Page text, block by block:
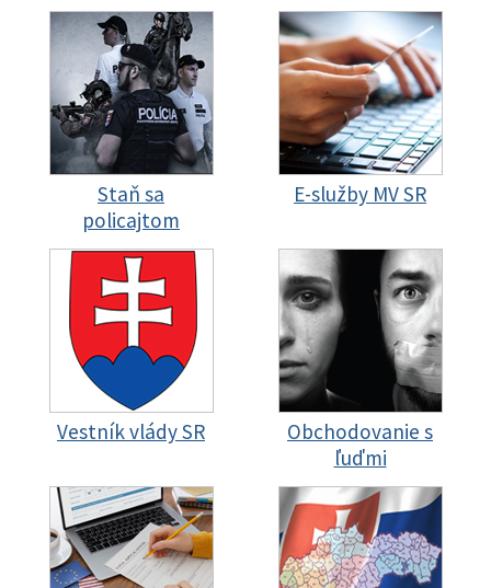
Staň sa
policajtom
E-služby MV SR
Vestník vlády SR
Obchodovanie s
ľuďmi